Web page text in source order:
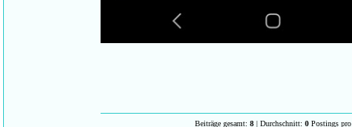
Beiträge gesamt: 8 | Durchschnitt: 0 Postings pro